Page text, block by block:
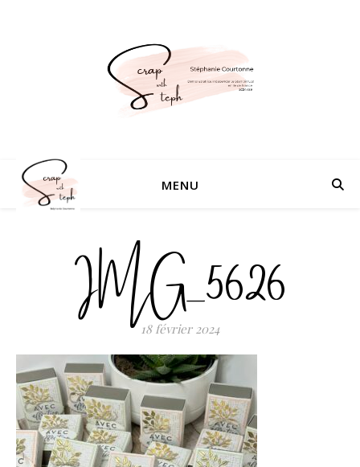
MENU
IMG_5626
18 février 2024